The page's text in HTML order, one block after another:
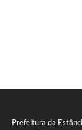
Prefeitura da